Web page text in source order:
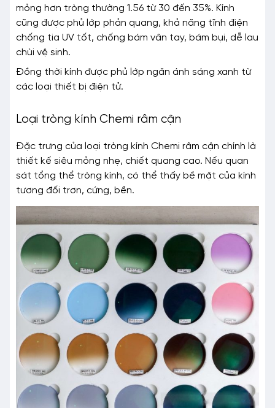
mỏng hơn tròng thường 1.56 từ 30 đến 35%. Kính
cũng được phủ lớp phản quang, khả năng tĩnh điện
chống tia UV tốt, chống bám vân tay, bám bụi, dễ lau
chùi vệ sinh.
Đồng thời kính được phủ lớp ngăn ánh sáng xanh từ
các loại thiết bị điện tử.
Loại tròng kính Chemi râm cận
Đặc trưng của loại tròng kính Chemi râm cận chính là
thiết kế siêu mỏng nhẹ, chiết quang cao. Nếu quan
sát tổng thể tròng kính, có thể thấy bề mặt của kính
tương đối trơn, cứng, bền.